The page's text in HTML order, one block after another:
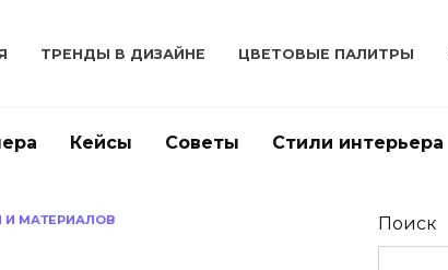
ТРЕНДЫ В ДИЗАЙНЕ ЦВЕТОВЫЕ ПАЛИТРЫ
Кейсы Советы Стили интерьера
И МАТЕРИАЛОВ Поиск